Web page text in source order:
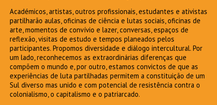
Académicos, artistas, outros profissionais, estudantes e ativistas
partilharão aulas, oficinas de ciência e lutas sociais, oficinas de
arte, momentos de convívio e lazer, conversas, espaços de
reflexão, visitas de estudo e tempos planeados pelos
participantes. Propomos diversidade e diálogo intercultural. Por
um lado, reconhecemos as extraordinárias diferenças que
compõem o mundo e, por outro, estamos convictos de que as
experiências de luta partilhadas permitem a constituição de um
Sul diverso mas unido e com potencial de resistência contra o
colonialismo, o capitalismo e o patriarcado.